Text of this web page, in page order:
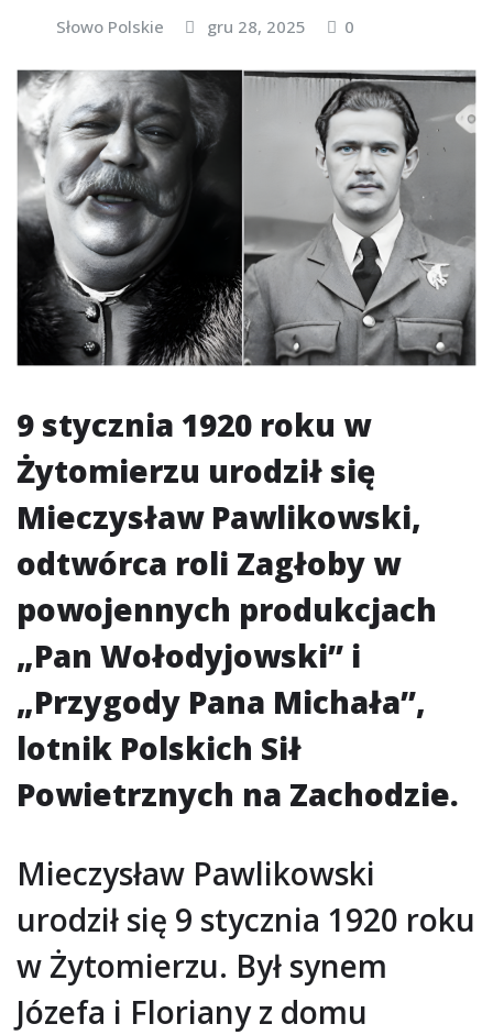
Słowo Polskie gru 28, 2025 0
9 stycznia 1920 roku w
Żytomierzu urodził się
Mieczysław Pawlikowski,
odtwórca roli Zagłoby w
powojennych produkcjach
„Pan Wołodyjowski” i
„Przygody Pana Michała”,
lotnik Polskich Sił
Powietrznych na Zachodzie.
Mieczysław Pawlikowski
urodził się 9 stycznia 1920 roku
w Żytomierzu. Był synem
Józefa i Floriany z domu